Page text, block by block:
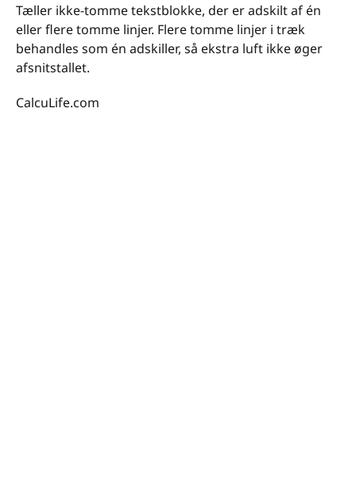
Tæller ikke-tomme tekstblokke, der er adskilt af én
eller flere tomme linjer. Flere tomme linjer i træk
behandles som én adskiller, så ekstra luft ikke øger
afsnitstallet.
CalcuLife.com